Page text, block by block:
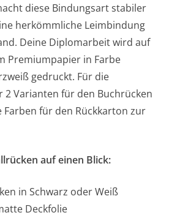
diese Bindungsart stabiler
herkömmliche Leimbindung
Deine Diplomarbeit wird auf
Premiumpapier in Farbe
gedruckt. Für die
2 Varianten für den Buchrücken
Farben für den Rückkarton zur
auf einen Blick:
in Schwarz oder Weiß
Deckfolie